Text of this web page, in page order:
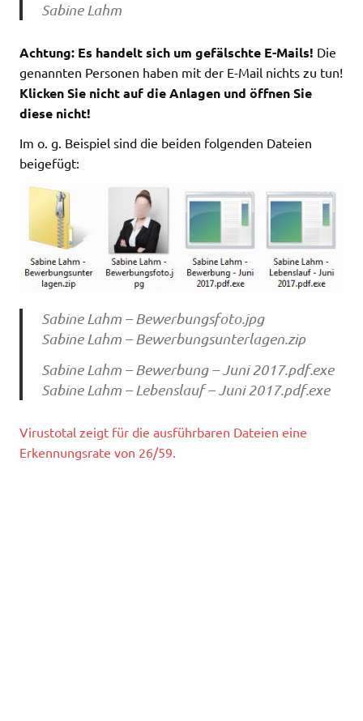
Sabine Lahm
Achtung: Es handelt sich um gefälschte E-Mails! Die
genannten Personen haben mit der E-Mail nichts zu tun!
Klicken Sie nicht auf die Anlagen und öffnen Sie
diese nicht!
Im o. g. Beispiel sind die beiden folgenden Dateien
beigefügt:
Sabine Lahm – Bewerbungsfoto.jpg
Sabine Lahm – Bewerbungsunterlagen.zip
Sabine Lahm – Bewerbung – Juni 2017.pdf.exe
Sabine Lahm – Lebenslauf – Juni 2017.pdf.exe
Virustotal zeigt für die ausführbaren Dateien eine
Erkennungsrate von 26/59.